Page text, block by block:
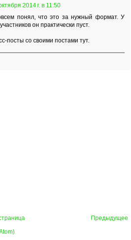
2014 г. в 11:50
понял, что это за нужный формат. У
он практически пуст.
посты со своими постами тут.
Предыдущее